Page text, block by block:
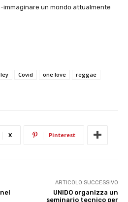
un mondo attualmente
Covid one love
reggae
X Pinterest
ARTICOLO SUCCESSIVO
UNIDO organizza un
seminario tecnico per